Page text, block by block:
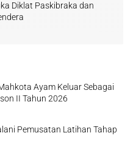
Diklat Paskibraka dan
Ayam Keluar Sebagai
II Tahun 2026
Pemusatan Latihan Tahap